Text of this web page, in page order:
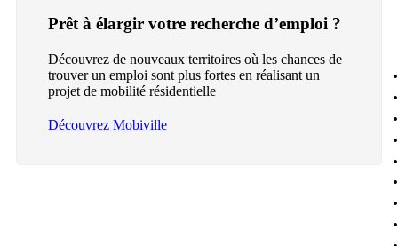
Prêt à élargir votre recherche d’emploi ?
Découvrez de nouveaux territoires où les chances de
trouver un emploi sont plus fortes en réalisant un
projet de mobilité résidentielle
Découvrez Mobiville